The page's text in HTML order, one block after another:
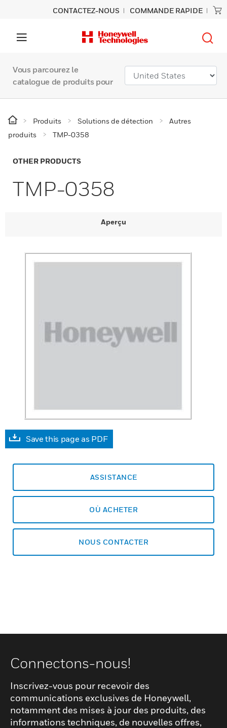
CONTACTEZ-NOUS COMMANDE RAPIDE
Vous parcourez le
catalogue de produits pour
Produits Solutions de détection
Autres
produits
TMP-0358
OTHER PRODUCTS
TMP-0358
Aperçu
Save this page as PDF
ASSISTANCE
OÙ ACHETER
NOUS CONTACTER
Connectons-nous!
Inscrivez-vous pour recevoir des
communications exclusives de Honeywell,
notamment des mises à jour des produits, des
informations techniques, de nouvelles offres,